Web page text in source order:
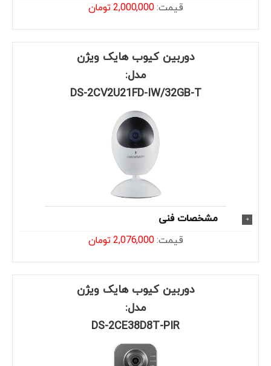
قیمت:2,000,000 تومان
دوربین کیوب هایک ویژن
مدل:
DS-2CV2U21FD-IW/32GB-T
مشخصات فنی
قیمت:2,076,000 تومان
دوربین کیوب هایک ویژن
مدل:
DS-2CE38D8T-PIR